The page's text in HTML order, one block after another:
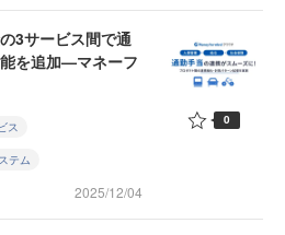
3サービス間で通
を追加—マネーフ
ス
テム
2025/12/04
0